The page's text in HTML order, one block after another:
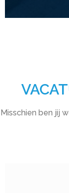
Misschien ben jij